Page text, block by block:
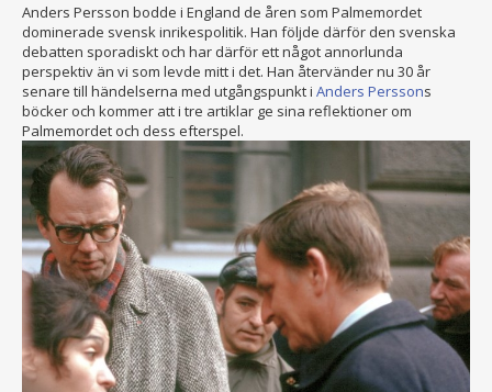
Anders Persson bodde i England de åren som Palmemordet
dominerade svensk inrikespolitik. Han följde därför den svenska
debatten sporadiskt och har därför ett något annorlunda
perspektiv än vi som levde mitt i det. Han återvänder nu 30 år
senare till händelserna med utgångspunkt i Anders Perssons
böcker och kommer att i tre artiklar ge sina reflektioner om
Palmemordet och dess efterspel.